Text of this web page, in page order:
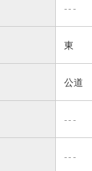
---
東
公道
---
---